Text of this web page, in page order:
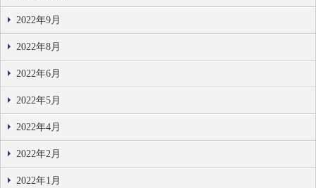
2022年9月
2022年8月
2022年6月
2022年5月
2022年4月
2022年2月
2022年1月